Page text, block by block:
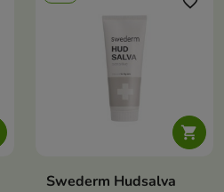

Swederm Hudsalva